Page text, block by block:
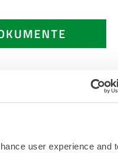
user experience and